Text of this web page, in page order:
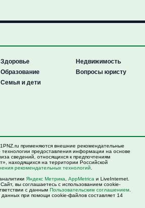
Здоровье
Образование
Семья и дети
Недвижимость
Вопросы юристу
применяются внешние рекомендательные
предоставления информации на основе
сведений, относящихся к предпочтениям
находящихся на территории Российской
рекомендательных технологий
Яндекс Метрика AppMetrica и LiveInternet.
вы соглашаетесь с использованием cookie-
с данным Пользовательским соглашением
при помощи cookie-файлов составляет 14